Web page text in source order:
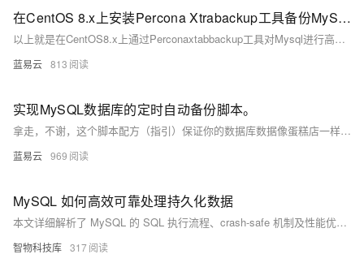
在CentOS 8.x上安装Percona Xtrabackup工具备份MySQL数据步骤。
以上就是在CentOS8.x上通过Perconaxtabbackup工具对Mysql进行高效率、高可靠性、无锁定影响地实现在线快速全量及增加式数据库资料保存与恢复流程。通过以上流程可以有效地将Mysql相关资料按需求完成定期或不定期地保存与灾难恢复需求。
蓝易云 813
实现MySQL数据库的定时自动备份脚本。
拿走，不谢，这个脚本配方（指引）保证你的数据库数据像蛋糕店一样地天天更新，还能确保老旧的蛋糕（数据）不会堆积满仓库。这下可好，数据安全有保障，数据库管理员也能轻松一点，偶尔闲下来的时候，煮杯咖啡，看个剧岂不美哉？别忘了偶尔检查一下你的自动备份是否正常工作，以防万一蛋糕机器出了点小差错。
蓝易云 969
MySQL 如何高效可靠处理持久化数据
本文详细解析了 MySQL 的 SQL 执行流程、crash-safe 机制及性能优化策略。内容涵盖连接器、分析器、优化器、执行器与存储引擎的工作原理，深入探讨 redolog 与 binlog 的两阶段提交机制，并分析日志策略、组提交、脏页刷盘等关键性能优化手段，帮助提升数据库稳定性与执行效率。
智物科技库 317